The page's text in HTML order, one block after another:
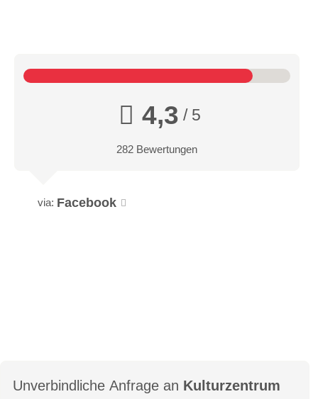
4,3 / 5
282 Bewertungen
via: Facebook
Unverbindliche Anfrage an Kulturzentrum